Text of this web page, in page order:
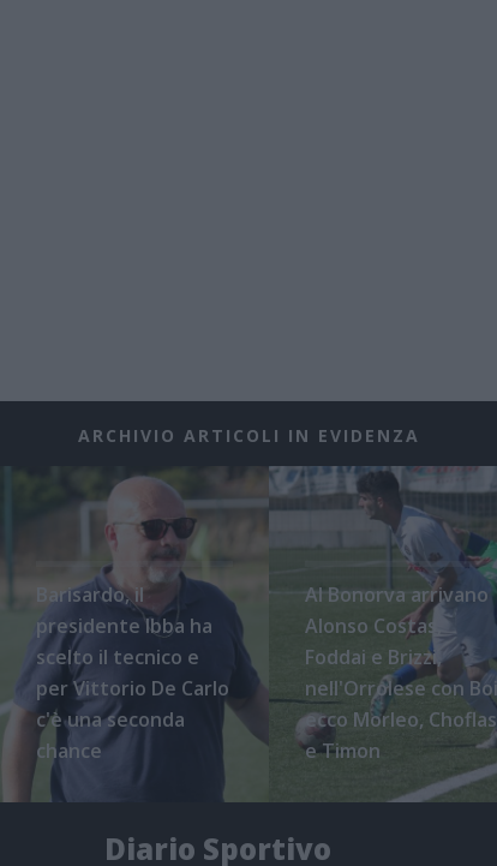
ARCHIVIO ARTICOLI IN EVIDENZA
Barisardo, il
presidente Ibba ha
scelto il tecnico e
per Vittorio De Carlo
c'è una seconda
chance
Al Bonorva arrivano
Alonso Costas,
Foddai e Brizzi,
nell'Orrolese con Boi
ecco Morleo, Choflas
e Timon
Diario Sportivo